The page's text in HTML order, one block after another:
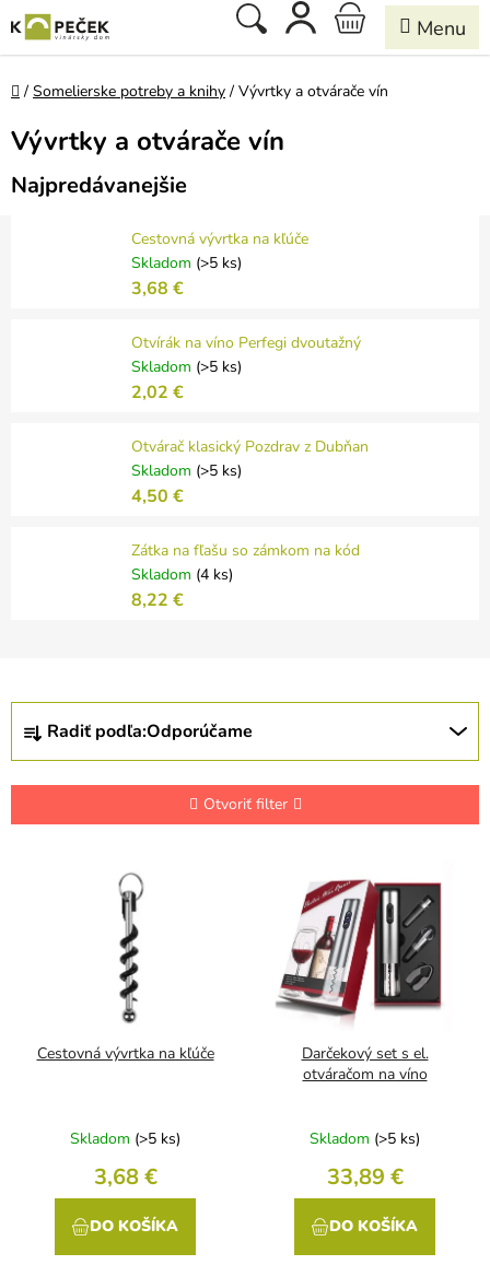
na
obsah
Hľadať
NÁKUPNÝ
KOŠÍK
Domov
/ Somelierske potreby a knihy / Vývrtky a otvárače vín
Vývrtky a otvárače vín
Najpredávanejšie
Cestovná vývrtka na kľúče
Skladom (>5 ks)
3,68 €
Otvírák na víno Perfegi dvoutažný
Skladom (>5 ks)
2,02 €
Otvárač klasický Pozdrav z Dubňan
Skladom (>5 ks)
4,50 €
Zátka na fľašu so zámkom na kód
Skladom (4 ks)
8,22 €
R
d
e
i
Radiť podľa:Odporúčame
Otvoriť filter
Cestovná vývrtka na kľúče
Skladom (>5 ks)
3,68 €
DO KOŠÍKA
Darčekový set s el.
otváračom na víno
Skladom (>5 ks)
33,89 €
DO KOŠÍKA